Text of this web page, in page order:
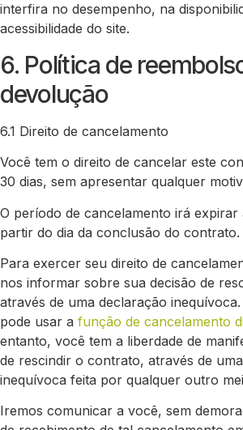
interfira no desempenho, na
acessibilidade do site.
6. Política de
devolução
6.1 Direito de cancelamento
Você tem o direito de cancelar este
30 dias, sem apresentar qualquer
O período de cancelamento irá expirar
partir do dia da conclusão do contrato.
Para exercer seu direito de
nos informar sobre sua decisão de
através de uma declaração
pode usar a função de cancelamento
entanto, você tem a liberdade de
de rescindir o contrato, através de
inequívoca feita por qualquer outro
Iremos comunicar a você, sem